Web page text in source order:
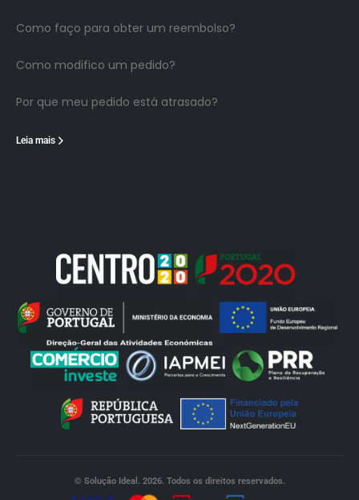
Como faço para obter um reembolso?
Como modifico um pedido?
Por que meu pedido está atrasado?
Leia mais
© Solução Ideal. 2026. Todos os direitos reservados.